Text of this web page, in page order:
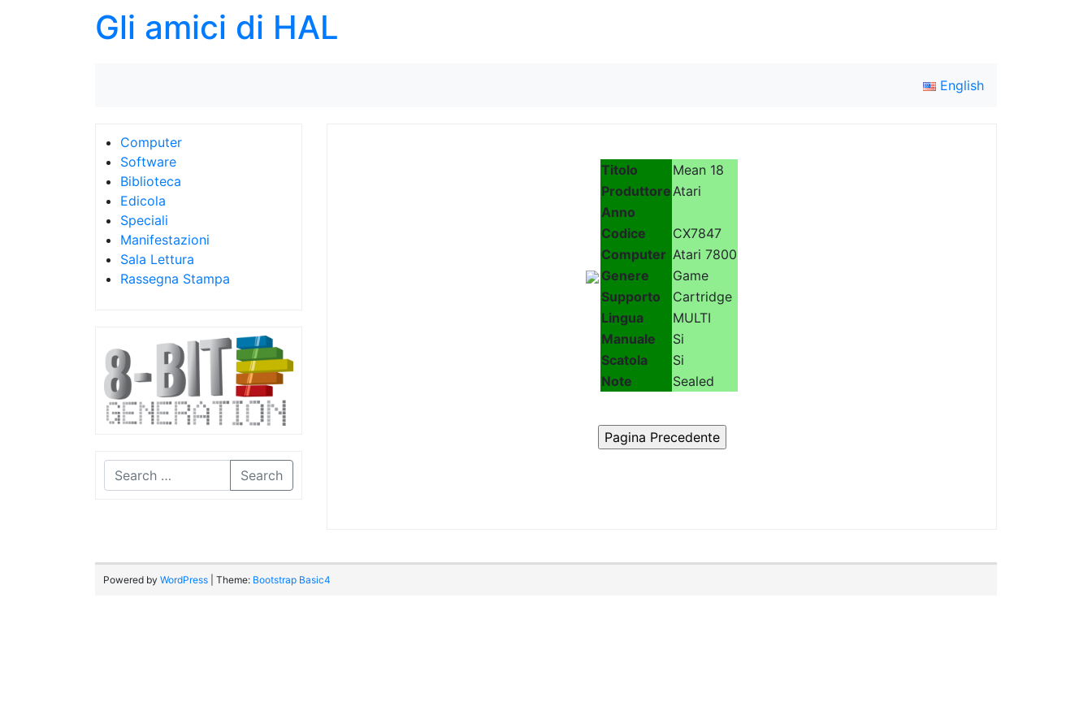
Gli amici di HAL
English
Computer
Software
Biblioteca
Edicola
Speciali
Manifestazioni
Sala Lettura
Rassegna Stampa
Search
Titolo
Mean 18
ProduttoreAtari
Anno
Codice
CX7847
Computer Atari 7800
Genere
Game
Supporto
Cartridge
Lingua
MULTI
Manuale
Si
Scatola
Si
Note
Sealed
Powered by WordPress | Theme: Bootstrap Basic4